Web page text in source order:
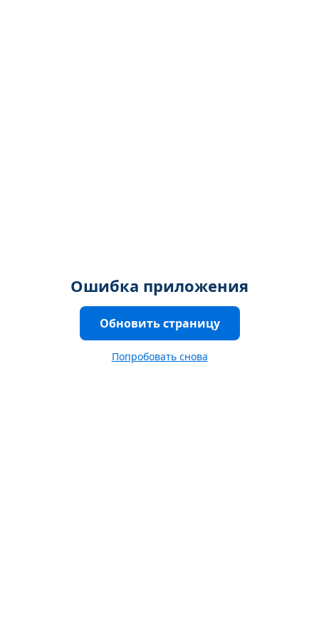
Ошибка приложения
Обновить страницу
Попробовать снова